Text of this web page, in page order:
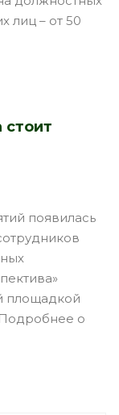
лиц – от 50
стоит
появилась
площадкой
о